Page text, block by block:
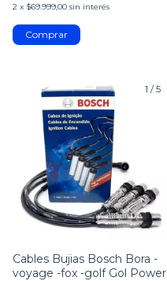
2 x $69.999,00 sin interés
1 /5
Cables Bujias Bosch Bora -
voyage -fox -golf Gol Power